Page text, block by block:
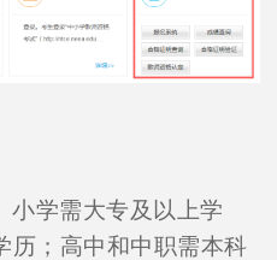
学需大专及以上学
历；高中和中职需本科